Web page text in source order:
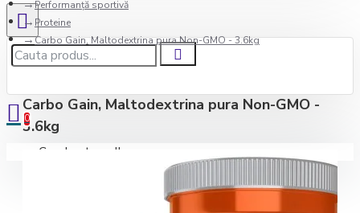
0
Coșul este gol!
Performanță sportivă
Proteine
Carbo Gain, Maltodextrina pura Non-GMO - 3.6kg
Carbo Gain, Maltodextrina pura Non-GMO -
3.6kg